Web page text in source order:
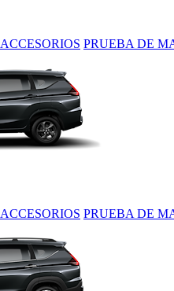
ACCESORIOS PRUEBA DE
ACCESORIOS PRUEBA DE